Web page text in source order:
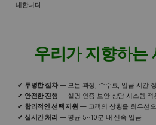
내합니다.
우리가 지향하는
투명한 절차— 모든 과정, 수수료, 입금 시간
안전한 진행 — 실명 인증·보안 상담 시스템 적
합리적인 선택 지원 — 고객의 상황을 최우선
실시간 처리 — 평균 5~10분 내 신속 입금